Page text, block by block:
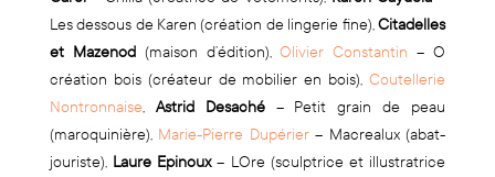
Les dessous de Karen (création de lingerie fine),Citadelles
et Mazenod(maison d’édition),Olivier Constantin – O
création bois (créateur de mobilier en bois),Coutellerie
Nontronnaise, Astrid Desaché– Petit grain de peau
(maroquinière), Marie-Pierre Dupérier– Macrealux (abat-
jouriste), Laure Epinoux– LOre (sculptrice et illustratrice